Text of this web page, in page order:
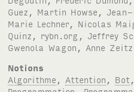
Notions
Algorithme , Attention , Bot ,